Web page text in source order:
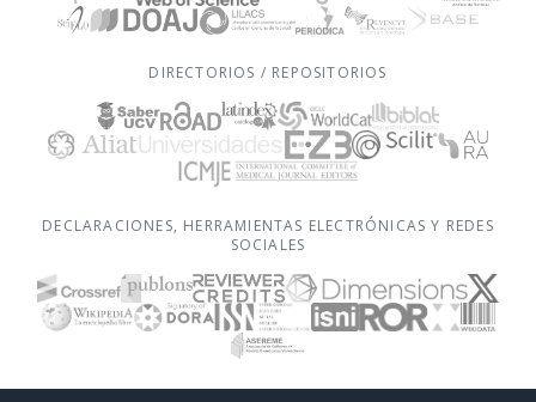
DIRECTORIOS / REPOSITORIOS
DECLARACIONES, HERRAMIENTAS ELECTRÓNICAS Y REDES
SOCIALES